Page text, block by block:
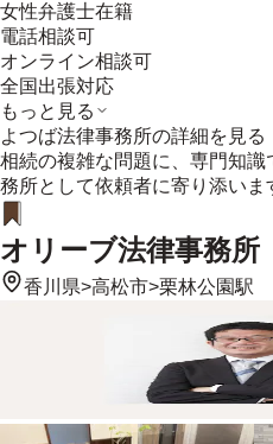
女性弁護士在籍
電話相談可
オンライン相談可
全国出張対応
もっと見る
よつば法律事務所の詳細を見る
相続の複雑な問題に、専門知
務所として依頼者に寄り添いま
オリーブ法律事務所
香川県>高松市>栗林公園駅